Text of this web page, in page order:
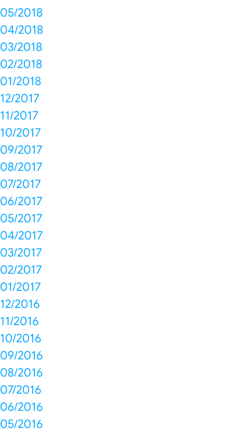
05/2018
04/2018
03/2018
02/2018
01/2018
12/2017
11/2017
10/2017
09/2017
08/2017
07/2017
06/2017
05/2017
04/2017
03/2017
02/2017
01/2017
12/2016
11/2016
10/2016
09/2016
08/2016
07/2016
06/2016
05/2016